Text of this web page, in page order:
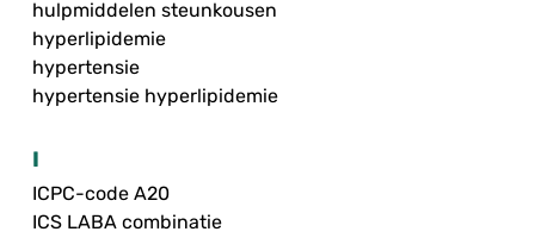
hulpmiddelen steunkousen
hyperlipidemie
hypertensie
hypertensie hyperlipidemie
I
ICPC-code A20
ICS LABA combinatie